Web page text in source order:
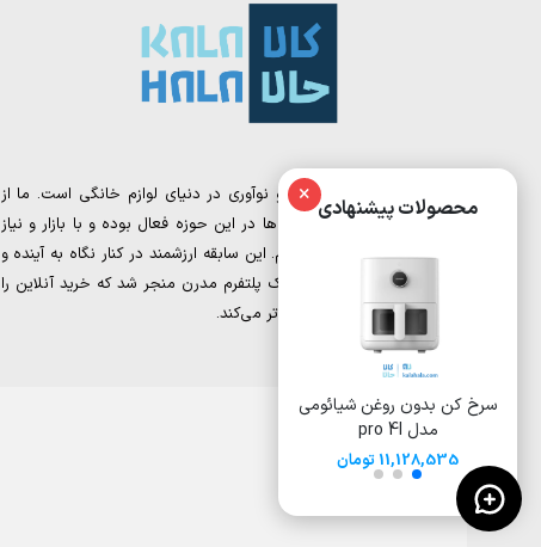
× محصولات پیشنهادی
سرخ کن بدون روغن شیائومی
مدل pro 4l
11,128,535 تومان
کالا حالا، نقطه تلاقی تجربه و نوآوری در دنیای لوازم خانگی است. ما از
تیمی تشکیل شده‌ایم که سال‌ها در این حوزه فعال بوده و با بازار و نیاز
مشتریان به‌خوبی آشنا هستیم. این سابقه ارزشمند در کنار نگاه به آینده و
دیجیتال مارکتینگ، به خلق یک پلتفرم مدرن منجر شد که خرید آنلاین را
برای شما ساده‌تر و هوشمندانه‌تر می‌کند.